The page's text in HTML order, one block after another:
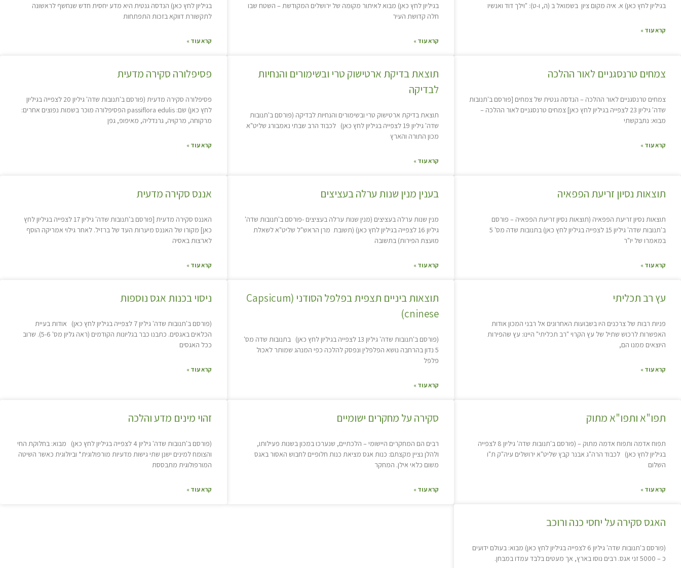
בגיליון לחץ כאן) א. איה מקום ציון בשמואל ב (ה, ו-ט): "וילך דוד ואנשיו
קרא עוד »
בגיליון לחץ כאן) מבוא לאיתור מקומה של ירושלים המקודשת – השטח שבו
חלה קדושת העיר
קרא עוד »
בגיליון לחץ כאן) הנדסה גנטית היא מדע יחסית חדש שנחשף לראשונה
לתקשורת דווקא בזכות התפתחות
קרא עוד »
צמחים טרנסגניים לאור ההלכה
צמחים טרנסגניים לאור ההלכה – הנדסה גנטית של צמחים [פורסם ב'תנובות
שדה' גיליון 23 לצפייה בגיליון לחץ כאן] צמחים טרנסגניים לאור ההלכה –
מבוא: נתבקשתי
קרא עוד »
תוצאת בדיקת ארטישוק טרי ובשימורים והנחיות
לבדיקה
תוצאת בדיקת ארטישוק טרי ובשימורים והנחיות לבדיקה (פורסם ב'תנובות
שדה' גיליון 19 לצפייה בגיליון לחץ כאן) לכבוד הרב שבתי נאמבורג שליט"א
מכון התורה והארץ
קרא עוד »
פסיפלורה סקירה מדעית
פסיפלורה סקירה מדעית (פורסם ב'תנובות שדה' גיליון 20 לצפייה בגיליון
לחץ כאן) שם: passiflora edulis הפסיפלורה מוכר בשמות נפוצים אחרים:
מרקוחה, מרקויה, גרנדליה, מאיפופ, גפן
קרא עוד »
תוצאות נסיון זריעת הפפאיה
תוצאות נסיון זריעת הפפאיה (תוצאות נסיון זריעת הפפאיה – פורסם
ב'תנובות שדה' גיליון 15 לצפייה בגיליון לחץ כאן) בתנובות שדה מס' 5
במאמרו של יו"ר
קרא עוד »
בענין מנין שנות ערלה בעציצים
מנין שנות ערלה בעציצים (מנין שנות ערלה בעציצים -פורסם ב'תנובות שדה'
גיליון 16 לצפייה בגיליון לחץ כאן) (תשובת מרן הראש"ל שליט"א לשאלת
מועצת הפירות) בתשובה
קרא עוד »
אננס סקירה מדעית
האננס סקירה מדעית [פורסם ב'תנובות שדה' גיליון 17 לצפייה בגיליון לחץ
כאן] מקורו של האננס מיערות העד של ברזיל. לאחר גילוי אמריקה הוסף
לארצות באסיה
קרא עוד »
עץ רב תכליתי
פניות רבות של צרכנים היו בשבועות האחרונים אל רבני המכון אודות
האפשרות לרכוש שתיל של עץ הקרוי "רב תכליתי" היינו: עץ שהפירות
היוצאים ממנו הם,
קרא עוד »
תוצאות ביניים תצפית בפלפל הסודני (Capsicum
cninese)
(פורסם ב'תנובות שדה' גיליון 13 לצפייה בגיליון לחץ כאן) בתנובות שדה מס'
5 נדון בהרחבה נושא הפלפלין ונפסק להלכה כפי המנהג שמותר לאכול
פלפל
קרא עוד »
ניסוי בכנות אגס נוספות
(פורסם ב'תנובות שדה' גיליון 7 לצפייה בגיליון לחץ כאן) אודות בעיית
הכלאים באגסים. כתבנו כבר בגליונות הקודמים (ראה גליון מס' 5-6). שרוב
ככל האגסים
קרא עוד »
תפו"א ותפו"א מתוק
תפוח אדמה ותפוח אדמה מתוק – (פורסם ב'תנובות שדה' גיליון 8 לצפייה
בגיליון לחץ כאן) לכבוד הרה"ג אבנר קבץ שליט"א ירושלים עיה"ק ת"ו
השלום
קרא עוד »
סקירה על מחקרים ישומיים
רבים הם המחקרים היישומי – הלכתיים, שנערכו במכון בשנות פעילותו,
ולהלן נציין מקצתם: כנות אגס מציאת כנות חלופיים לחבוש האסור באגס
משום כלאי אילן. המחקר
קרא עוד »
זהוי מינים מדע והלכה
(פורסם ב'תנובות שדה' גיליון 4 לצפייה בגיליון לחץ כאן) מבוא: בחלוקת החי
והצומח למינים ישנן שתי גישות מדעיות מורפולוגית* וביולוגית כאשר השיטה
המורפולוגית מתבססת
קרא עוד »
האגס סקירה על יחסי כנה ורוכב
(פורסם ב'תנובות שדה' גיליון 6 לצפייה בגיליון לחץ כאן) מבוא: בעולם ידועים
כ – 5000 זני אגס. רבים נוסו בארץ, אך מעטים בלבד עמדו במבחן.